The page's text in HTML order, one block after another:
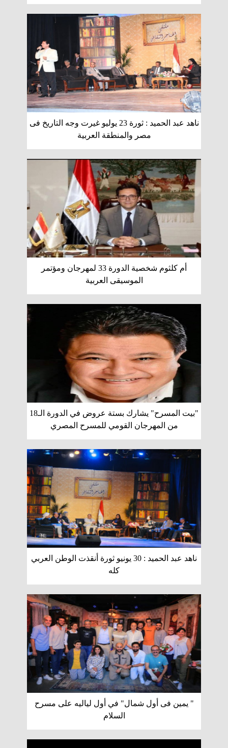
ناهد عبد الحميد : ثورة 23 يوليو غيرت وجه التاريخ فى
مصر والمنطقة العربية
أم كلثوم شخصية الدورة 33 لمهرجان ومؤتمر
الموسيقى العربية
"بيت المسرح" يشارك بستة عروض في الدورة الـ18
من المهرجان القومي للمسرح المصري
ناهد عبد الحميد : 30 يونيو ثورة أنقذت الوطن العربي
كله
" يمين فى أول شمال" في أول لياليه على مسرح
السلام